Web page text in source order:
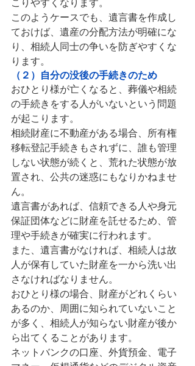
こりやすくなります。
このようケースでも、遺言書を作成し
ておけば、遺産の分配方法が明確にな
り、相続人同士の争いを防ぎやすくな
ります。
（２）自分の没後の手続きのため
おひとり様が亡くなると、葬儀や相続
の手続きをする人がいないという問題
が起こります。
相続財産に不動産がある場合、所有権
移転登記手続きもされずに、誰も管理
しない状態が続くと、荒れた状態が放
置され、公共の迷惑にもなりかねませ
ん。
遺言書があれば、信頼できる人や身元
保証団体などに財産を託せるため、管
理や手続きが確実に行われます。
また、遺言書がなければ、相続人は故
人が保有していた財産を一から洗い出
さなければなりません。
おひとり様の場合、財産がどれくらい
あるのか、周囲に知られていないこと
が多く、相続人が知らない財産が後か
ら出てくることがあります。
ネットバンクの口座、外貨預金、電子